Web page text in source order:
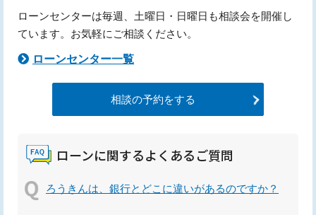
ローンセンターは毎週、土曜日・日曜日も相談会を開催し
ています。お気軽にご相談ください。
ローンセンター一覧
相談の予約をする
ローンに関するよくあるご質問
ろうきんは、銀行とどこに違いがあるのですか？